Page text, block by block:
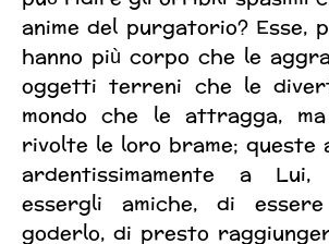
anime del purgatorio? Esse,
hanno più corpo che le
oggetti terreni che le
mondo che le attragga,
rivolte le loro brame; queste
ardentissimamente a
essergli amiche, di
goderlo, di presto